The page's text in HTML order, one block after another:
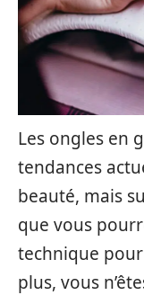
Les ongles en
tendances
beauté, mais
que vous
technique
plus, vous